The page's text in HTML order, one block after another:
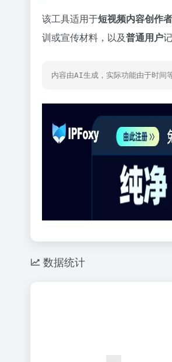
该工具适用于短视频内容创作者
训或宣传材料，以及普通用户
内容由AI生成，实际功能由于时间
数据统计